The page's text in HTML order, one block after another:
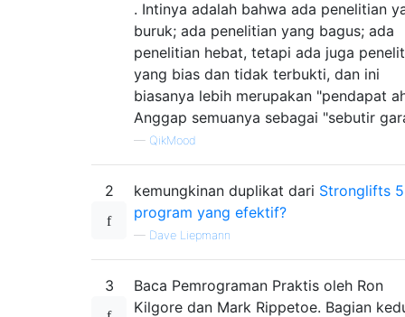
. Intinya adalah bahwa ada penelitian
buruk; ada penelitian yang bagus; ada
penelitian hebat, tetapi ada juga
yang bias dan tidak terbukti, dan ini
biasanya lebih merupakan "pendapat
Anggap semuanya sebagai "sebutir
— QikMood
2 kemungkinan duplikat dari Stronglifts
program yang efektif?
— Dave Liepmann
3
Baca Pemrograman Praktis oleh Ron
Kilgore dan Mark Rippetoe. Bagian